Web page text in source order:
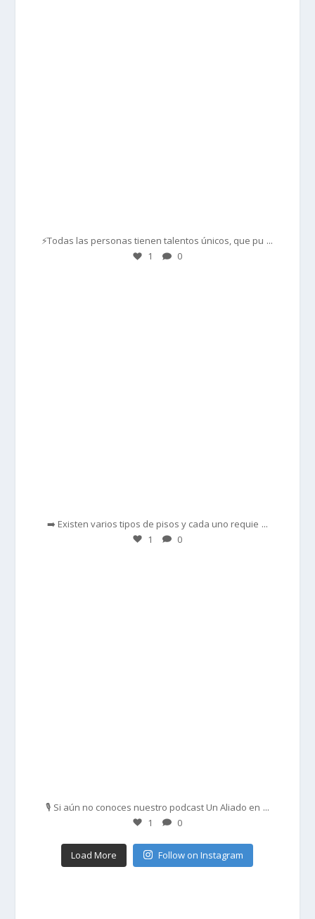
⚡Todas las personas tienen talentos únicos, que pu ...
1 0
➡️ Existen varios tipos de pisos y cada uno requie ...
1 0
🎙️ Si aún no conoces nuestro podcast Un Aliado en ...
1 0
Load More Follow on Instagram